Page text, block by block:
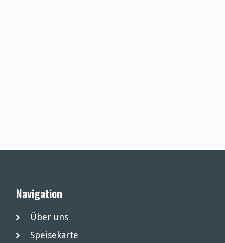
Navigation
Über uns
Speisekarte